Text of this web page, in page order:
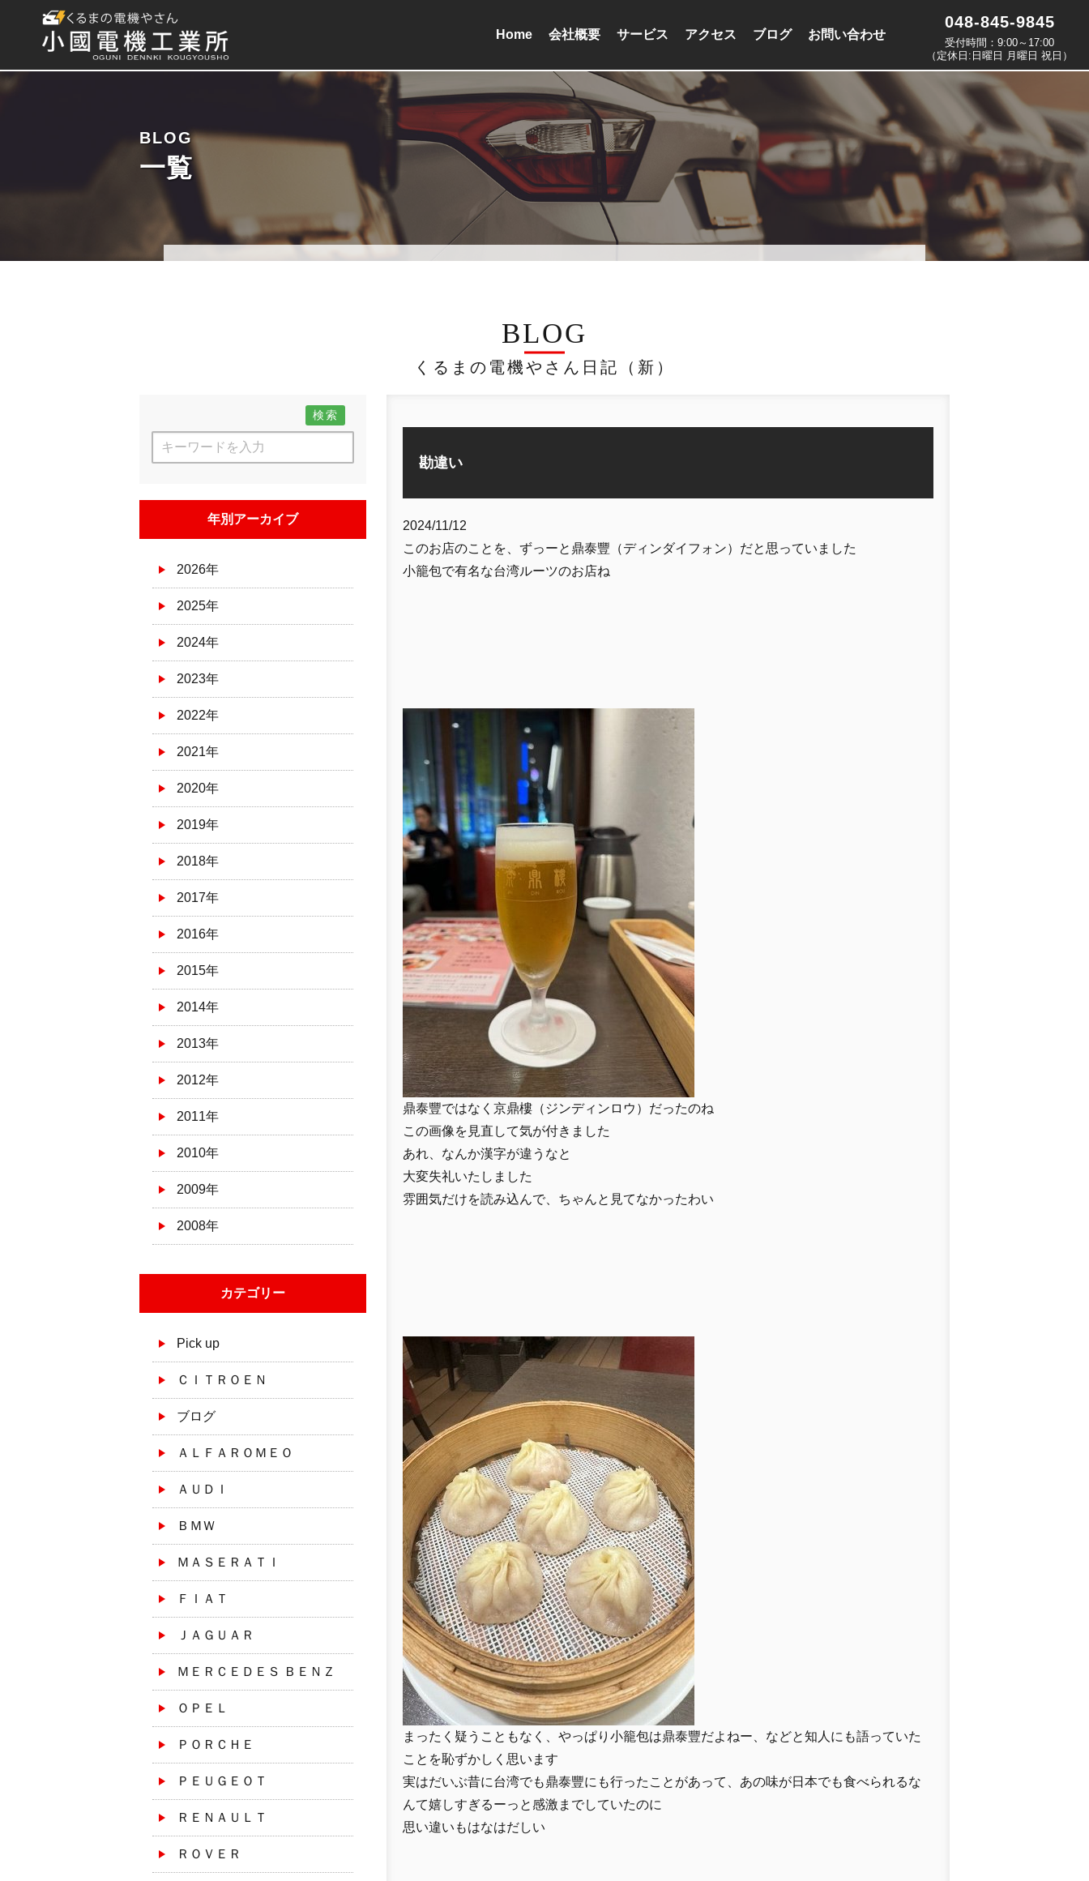
Home 会社概要 サービス アクセス ブログ お問い合わせ
048-845-9845
受付時間：9:00～17:00
（定休日:日曜日 月曜日 祝日）
BLOG
一覧
BLOG
くるまの電機やさん日記（新）
検索
年別アーカイブ
2026年
2025年
2024年
2023年
2022年
2021年
2020年
2019年
2018年
2017年
2016年
2015年
2014年
2013年
2012年
2011年
2010年
2009年
2008年
カテゴリー
Pick up
ＣＩＴＲＯＥＮ
ブログ
ＡＬＦＡＲＯＭＥＯ
ＡＵＤＩ
ＢＭＷ
ＭＡＳＥＲＡＴＩ
ＦＩＡＴ
ＪＡＧＵＡＲ
ＭＥＲＣＥＤＥＳ ＢＥＮＺ
ＯＰＥＬ
ＰＯＲＣＨＥ
ＰＥＵＧＥＯＴ
ＲＥＮＡＵＬＴ
ＲＯＶＥＲ
勘違い
2024/11/12
このお店のことを、ずっーと鼎泰豐（ディンダイフォン）だと思っていました
小籠包で有名な台湾ルーツのお店ね
鼎泰豐ではなく京鼎樓（ジンディンロウ）だったのね
この画像を見直して気が付きました
あれ、なんか漢字が違うなと
大変失礼いたしました
雰囲気だけを読み込んで、ちゃんと見てなかったわい
まったく疑うこともなく、やっぱり小籠包は鼎泰豐だよねー、などと知人にも語っていた
ことを恥ずかしく思います
実はだいぶ昔に台湾でも鼎泰豐にも行ったことがあって、あの味が日本でも食べられるな
んて嬉しすぎるーっと感激までしていたのに
思い違いもはなはだしい